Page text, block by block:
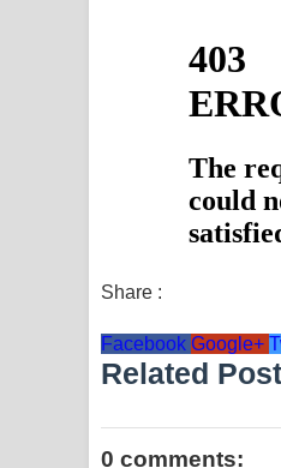
Share :
Facebook Google+
Related
0 comments: